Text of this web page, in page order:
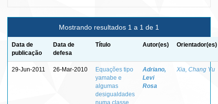
Mostrando resultados 1 a 1 de 1
Data de
publicação
Data de
defesa
Título Autor(es) Orientador(es)
29-Jun-2011 26-Mar-2010
Equações tipo
yamabe e
algumas
desigualdades
numa classe
Adriano,
Levi
Rosa
Xia, Chang Yu